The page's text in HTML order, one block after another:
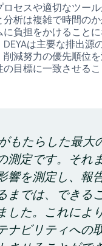
セスや適切なツー
析は複雑で時間のか
負担をかけること
は主要な排出源
削減努力の優先順位
目標に一致させる
もたらした最大
測定です。それ
響を測定し、報
までは、できる
した。これによ
ナビリティへの